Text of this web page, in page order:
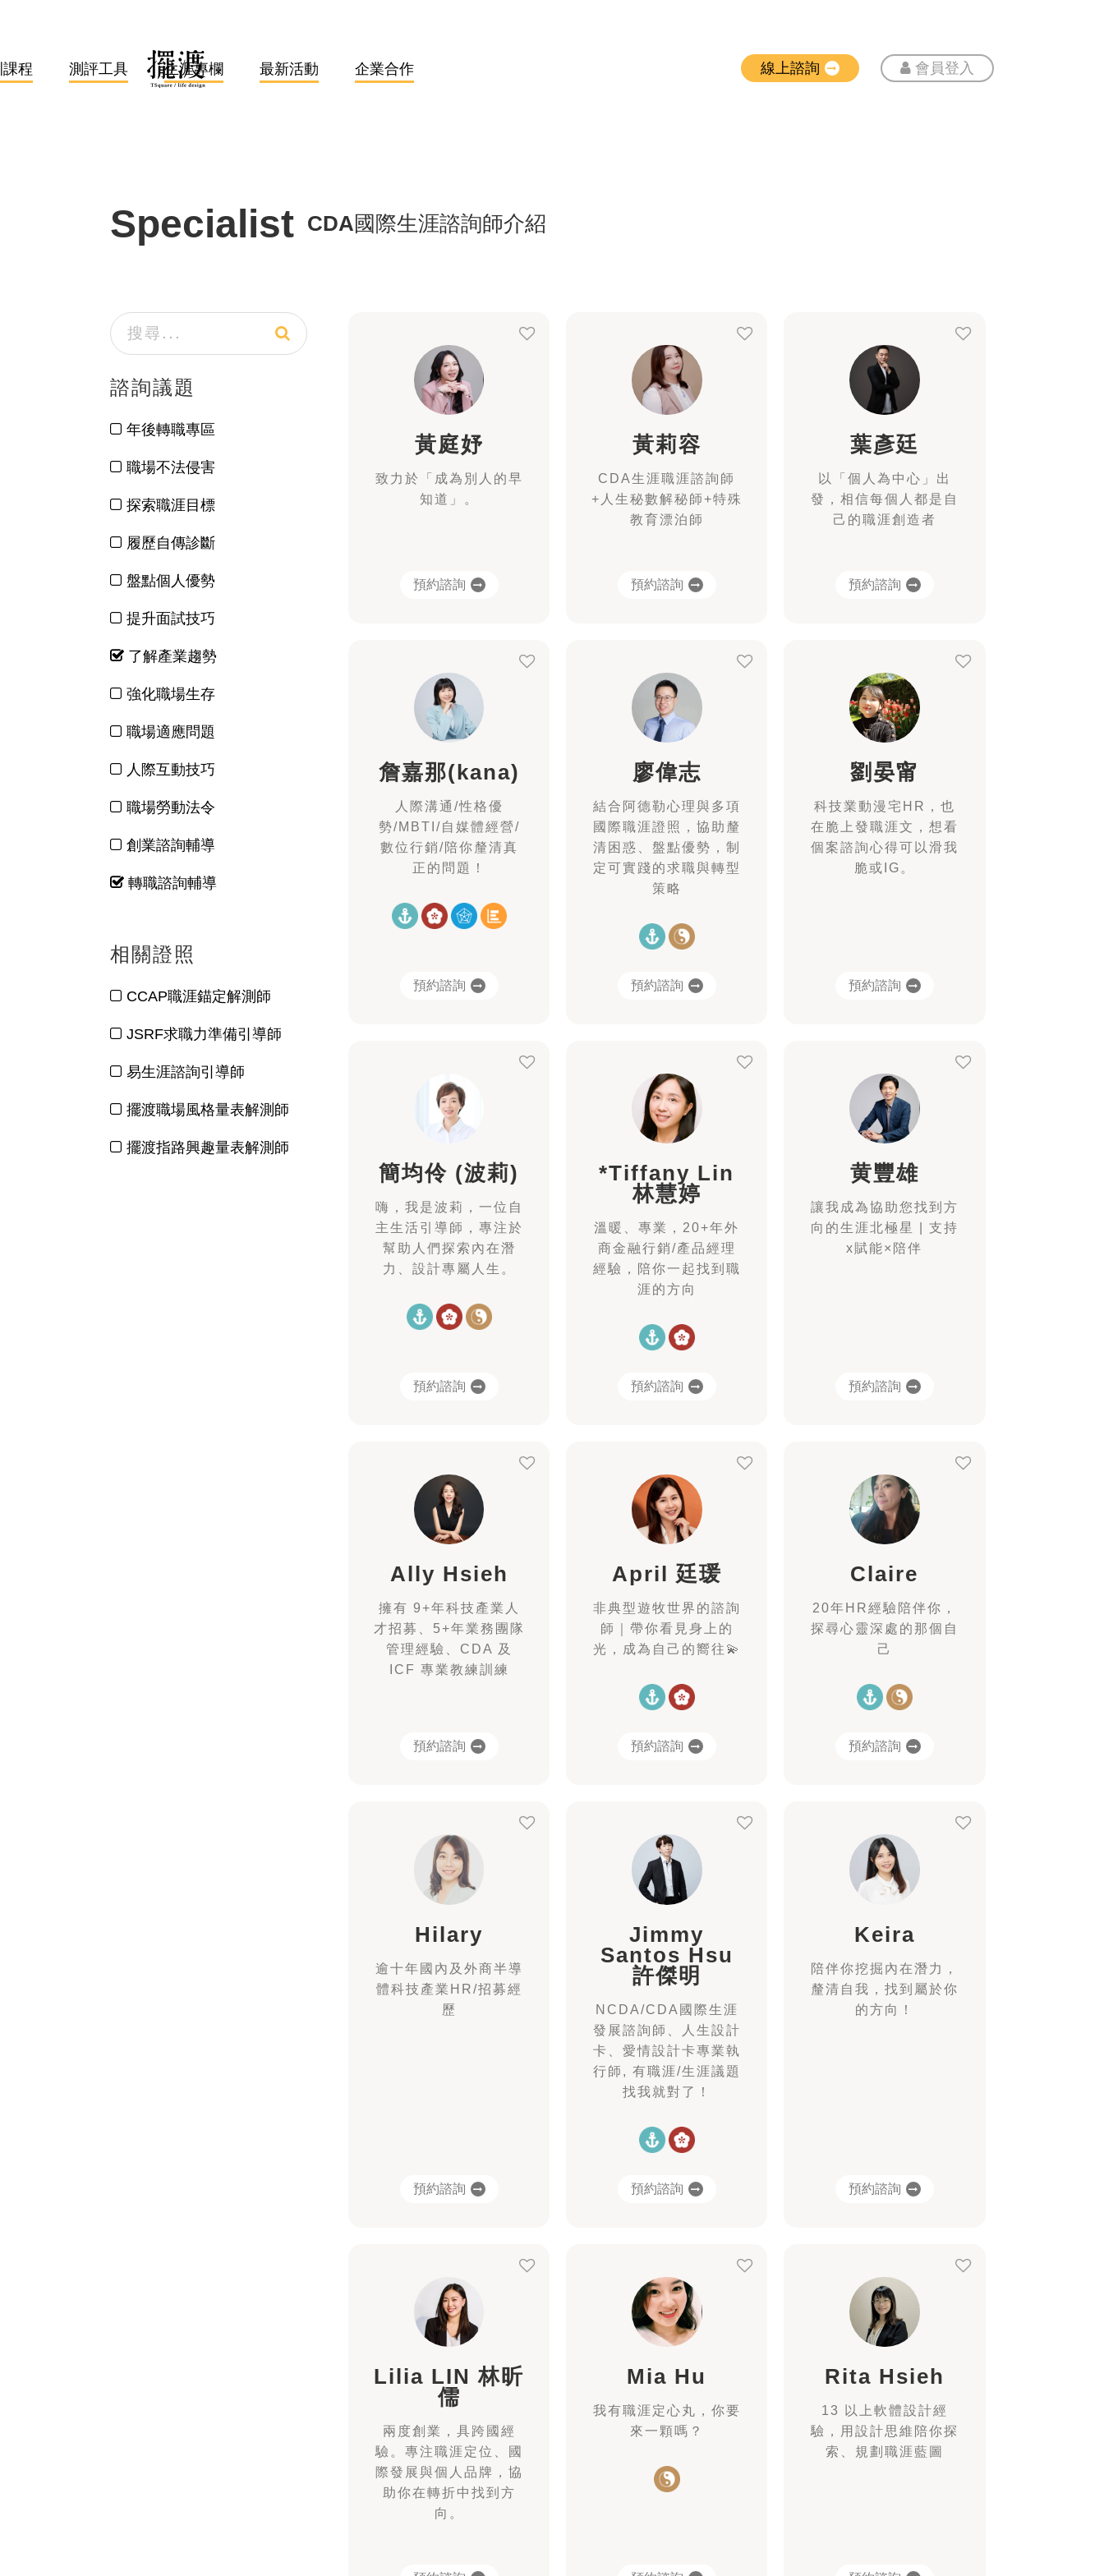
線上諮詢 會員登入
程 測評工具 生涯專欄 最新活動 企業合作
Specialist CDA國際生涯諮詢師介紹
諮詢議題
年後轉職專區
職場不法侵害
探索職涯目標
履歷自傳診斷
盤點個人優勢
提升面試技巧
了解產業趨勢
強化職場生存
職場適應問題
人際互動技巧
職場勞動法令
創業諮詢輔導
轉職諮詢輔導
相關證照
CCAP職涯錨定解測師
JSRF求職力準備引導師
易生涯諮詢引導師
擺渡職場風格量表解測師
擺渡指路興趣量表解測師
黃庭妤
致力於「成為別人的早
知道」。
預約諮詢
黃莉容
CDA生涯職涯諮詢師
+人生秘數解秘師+特殊
教育漂泊師
預約諮詢
葉彥廷
以「個人為中心」出
發，相信每個人都是自
己的職涯創造者
預約諮詢
詹嘉那(kana)
人際溝通/性格優
勢/MBTI/自媒體經營/
數位行銷/陪你釐清真
正的問題！
預約諮詢
廖偉志
結合阿德勒心理與多項
國際職涯證照，協助釐
清困惑、盤點優勢，制
定可實踐的求職與轉型
策略
預約諮詢
劉晏甯
科技業動漫宅HR，也
在脆上發職涯文，想看
個案諮詢心得可以滑我
脆或IG。
預約諮詢
簡均伶 (波莉)
嗨，我是波莉，一位自
主生活引導師，專注於
幫助人們探索內在潛
力、設計專屬人生。
預約諮詢
*Tiffany Lin
林慧婷
溫暖、專業，20+年外
商金融行銷/產品經理
經驗，陪你一起找到職
涯的方向
預約諮詢
黄豐雄
讓我成為協助您找到方
向的生涯北極星 | 支持
x賦能×陪伴
預約諮詢
Ally Hsieh
擁有 9+年科技產業人
才招募、5+年業務團隊
管理經驗、CDA 及
ICF 專業教練訓練
預約諮詢
April 廷瑗
非典型遊牧世界的諮詢
師｜帶你看見身上的
光，成為自己的嚮往💫
預約諮詢
Claire
20年HR經驗陪伴你，
探尋心靈深處的那個自
己
預約諮詢
Hilary
逾十年國內及外商半導
體科技產業HR/招募經
歷
預約諮詢
Jimmy
Santos Hsu
許傑明
NCDA/CDA國際生涯
發展諮詢師、人生設計
卡、愛情設計卡專業執
行師, 有職涯/生涯議題
找我就對了！
預約諮詢
Keira
陪伴你挖掘內在潛力，
釐清自我，找到屬於你
的方向！
預約諮詢
Lilia LIN 林昕
儒
兩度創業，具跨國經
驗。專注職涯定位、國
際發展與個人品牌，協
助你在轉折中找到方
向。
Mia Hu
我有職涯定心丸，你要
來一顆嗎？
Rita Hsieh
13 以上軟體設計經
驗，用設計思維陪你探
索、規劃職涯藍圖